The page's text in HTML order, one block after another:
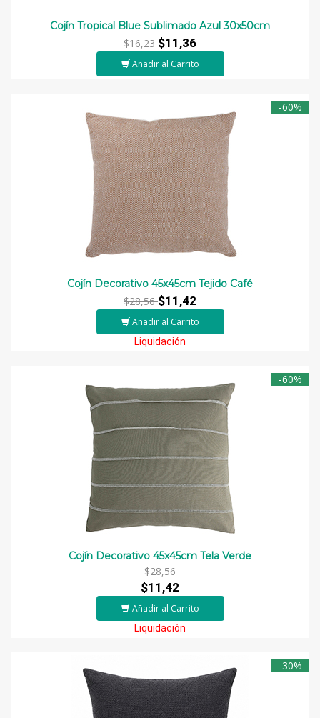
Cojín Tropical Blue Sublimado Azul 30x50cm
$16,23$11,36
Añadir al Carrito
-60%
Cojín Decorativo 45x45cm Tejido Café
$28,56$11,42
Añadir al Carrito
Liquidación
-60%
Cojín Decorativo 45x45cm Tela Verde
$28,56
$11,42
Añadir al Carrito
Liquidación
-30%